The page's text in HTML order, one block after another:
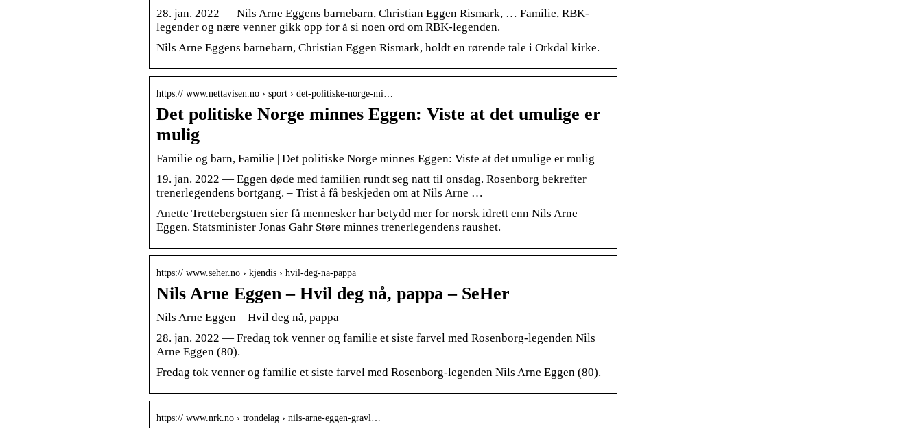
28. jan. 2022 — Nils Arne Eggens barnebarn, Christian Eggen Rismark, … Familie, RBK-
legender og nære venner gikk opp for å si noen ord om RBK-legenden.
Nils Arne Eggens barnebarn, Christian Eggen Rismark, holdt en rørende tale i Orkdal kirke.
https:// www.nettavisen.no › sport › det-politiske-norge-mi…
Det politiske Norge minnes Eggen: Viste at det umulige er
mulig
Familie og barn, Familie | Det politiske Norge minnes Eggen: Viste at det umulige er mulig
19. jan. 2022 — Eggen døde med familien rundt seg natt til onsdag. Rosenborg bekrefter
trenerlegendens bortgang. – Trist å få beskjeden om at Nils Arne …
Anette Trettebergstuen sier få mennesker har betydd mer for norsk idrett enn Nils Arne
Eggen. Statsminister Jonas Gahr Støre minnes trenerlegendens raushet.
https:// www.seher.no › kjendis › hvil-deg-na-pappa
Nils Arne Eggen – Hvil deg nå, pappa – SeHer
Nils Arne Eggen – Hvil deg nå, pappa
28. jan. 2022 — Fredag tok venner og familie et siste farvel med Rosenborg-legenden Nils
Arne Eggen (80).
Fredag tok venner og familie et siste farvel med Rosenborg-legenden Nils Arne Eggen (80).
https:// www.nrk.no › trondelag › nils-arne-eggen-gravl…